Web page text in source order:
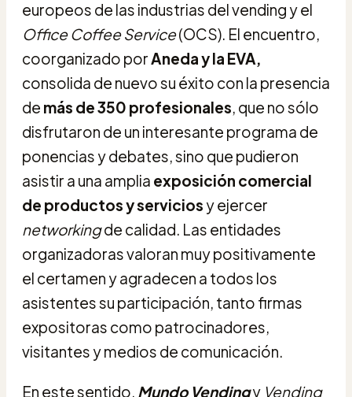
europeos de las industrias del vending y el
Office Coffee Service(OCS). El encuentro,
coorganizado porAneda y la EVA,
consolida de nuevo su éxito con la presencia
de más de 350 profesionales, que no sólo
disfrutaron de un interesante programa de
ponencias y debates, sino que pudieron
asistir a una amplia exposición comercial
de productos y servicios y ejercer
networkingde calidad. Las entidades
organizadoras valoran muy positivamente
el certamen y agradecen a todos los
asistentes su participación, tanto firmas
expositoras como patrocinadores,
visitantes y medios de comunicación.
En este sentido, Mundo Vendingy Vending